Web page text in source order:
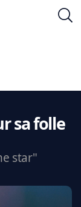
sa folle
star"